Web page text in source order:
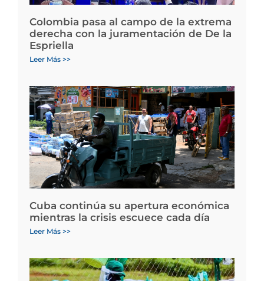
Colombia pasa al campo de la extrema
derecha con la juramentación de De la
Espriella
Leer Más >>
Cuba continúa su apertura económica
mientras la crisis escuece cada día
Leer Más >>